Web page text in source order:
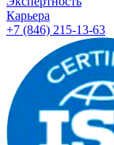
Карьера
+7 (846) 215-13-63